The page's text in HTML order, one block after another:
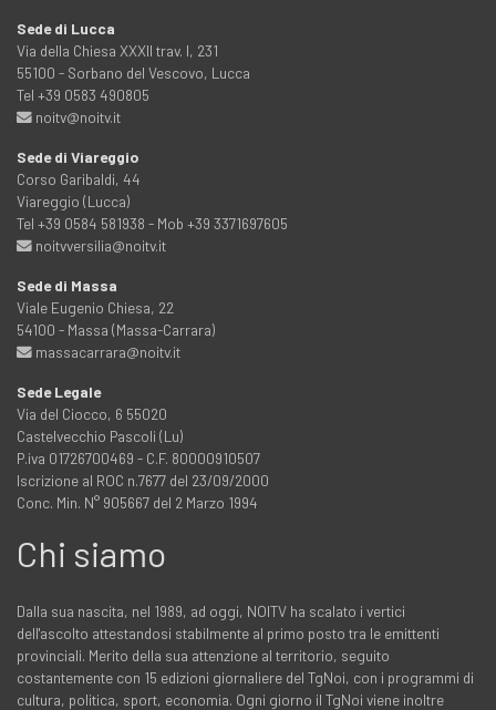
Sede di Lucca
Via della Chiesa XXXII trav. I, 231
55100 - Sorbano del Vescovo, Lucca
Tel +39 0583 490805
noitv@noitv.it
Sede di Viareggio
Corso Garibaldi, 44
Viareggio (Lucca)
Tel +39 0584 581938 - Mob +39 3371697605
noitvversilia@noitv.it
Sede di Massa
Viale Eugenio Chiesa, 22
54100 - Massa (Massa-Carrara)
massacarrara@noitv.it
Sede Legale
Via del Ciocco, 6 55020
Castelvecchio Pascoli (Lu)
P.iva 01726700469 - C.F. 80000910507
Iscrizione al ROC n.7677 del 23/09/2000
Conc. Min. N° 905667 del 2 Marzo 1994
Chi siamo
Dalla sua nascita, nel 1989, ad oggi, NOITV ha scalato i vertici
dell'ascolto attestandosi stabilmente al primo posto tra le emittenti
provinciali. Merito della sua attenzione al territorio, seguito
costantemente con 15 edizioni giornaliere del TgNoi, con i programmi di
cultura, politica, sport, economia. Ogni giorno il TgNoi viene inoltre